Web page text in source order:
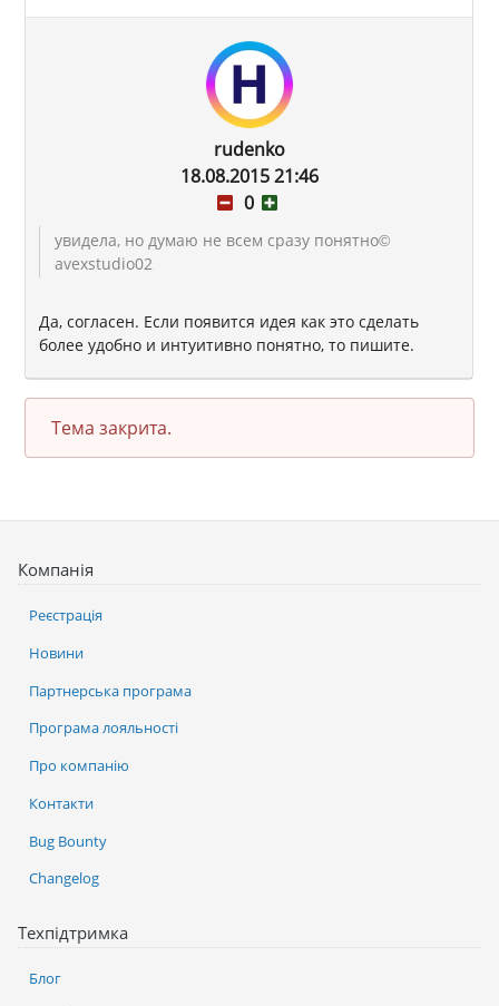
rudenko
18.08.2015 21:46
0
увидела, но думаю не всем сразу понятно©
avexstudio02
Да, согласен. Если появится идея как это сделать
более удобно и интуитивно понятно, то пишите.
Тема закрита.
Компанія
Реєстрація
Новини
Партнерська програма
Програма лояльності
Про компанію
Контакти
Bug Bounty
Changelog
Техпідтримка
Блог